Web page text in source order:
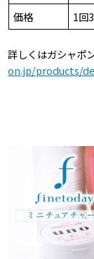
価格
1回
詳しくはガシャポ
on.jp/products/